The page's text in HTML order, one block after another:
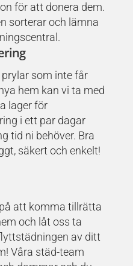
för att donera dem.
sorterar och lämna
som inte får
hem kan vi ta med
lager för
i ett par dagar
tid ni behöver. Bra
säkert och enkelt!
att komma tillrätta
och låt oss ta
av ditt
Våra städ-team